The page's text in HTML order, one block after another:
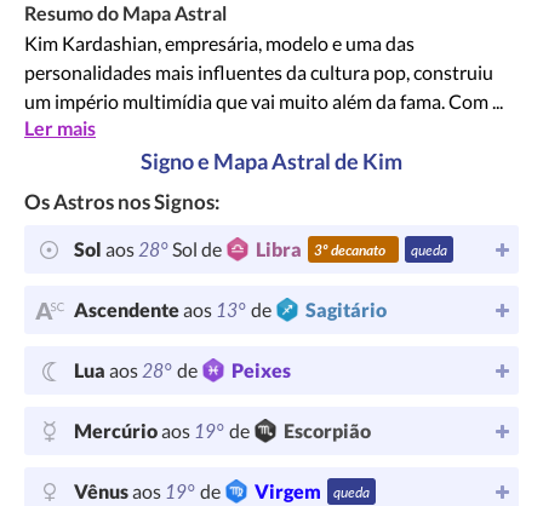
Resumo do Mapa Astral
Kim Kardashian, empresária, modelo e uma das
personalidades mais influentes da cultura pop, construiu
um império multimídia que vai muito além da fama. Com ...
Ler mais
Signo e Mapa Astral de Kim
Os Astros nos Signos:
Sol aos28°Sol de Libra 3º decanato queda
Ascendenteaos 13° de Sagitário
Lua aos28° de Peixes
Mercúrioaos 19° de Escorpião
Vênusaos 19° de Virgem queda